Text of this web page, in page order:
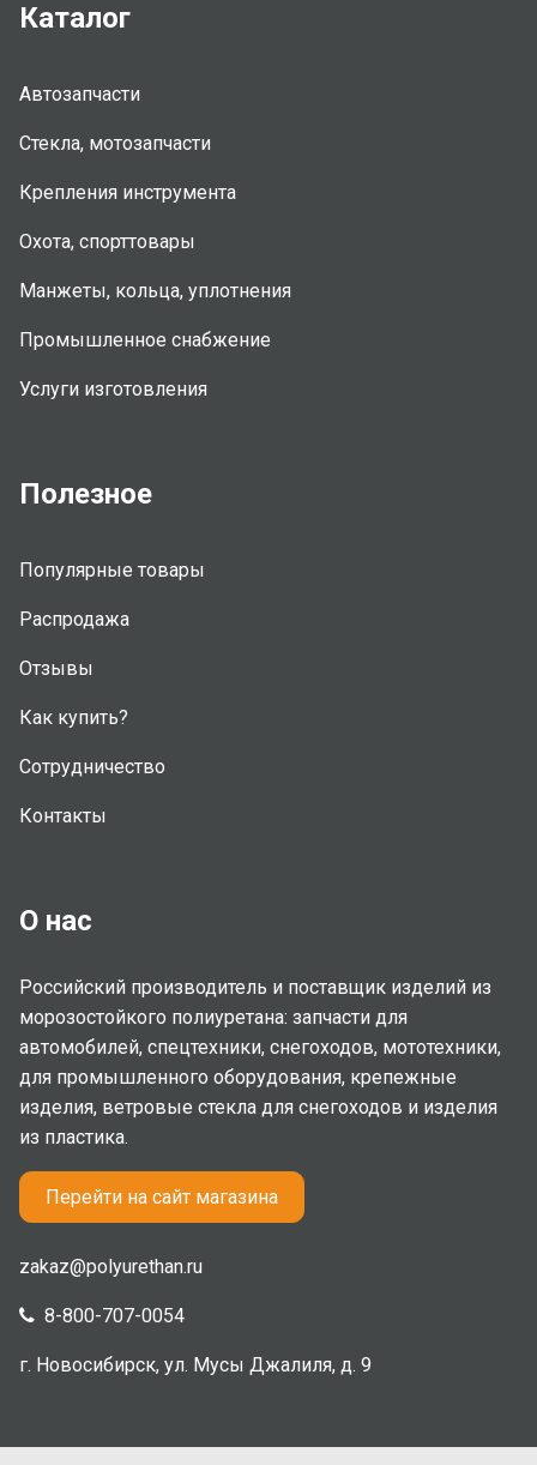
Каталог
Автозапчасти
Стекла, мотозапчасти
Крепления инструмента
Охота, спорттовары
Манжеты, кольца, уплотнения
Промышленное снабжение
Услуги изготовления
Полезное
Популярные товары
Распродажа
Отзывы
Как купить?
Сотрудничество
Контакты
О нас
Российский производитель и поставщик изделий из
морозостойкого полиуретана: запчасти для
автомобилей, спецтехники, снегоходов, мототехники,
для промышленного оборудования, крепежные
изделия, ветровые стекла для снегоходов и изделия
из пластика.
Перейти на сайт магазина
zakaz@polyurethan.ru
8-800-707-0054
г. Новосибирск, ул. Мусы Джалиля, д. 9